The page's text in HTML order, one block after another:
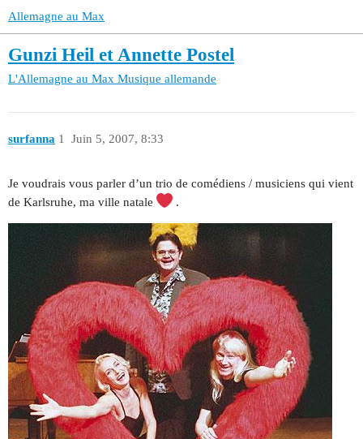
Allemagne au Max
Gunzi Heil et Annette Postel
L'Allemagne au Max Musique allemande
surfanna Juin 5, 2007, 8:33
1
Je voudrais vous parler d’un trio de comédiens / musiciens qui vient
de Karlsruhe, ma ville natale
.